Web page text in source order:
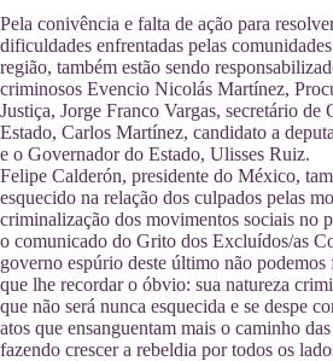
Pela conivência e falta de ação para
dificuldades enfrentadas pelas
região, também estão sendo
criminosos Evencio Nicolás Martínez,
Justiça, Jorge Franco Vargas, secretário de
Estado, Carlos Martínez, candidato a
e o Governador do Estado, Ulisses Ruiz.
Felipe Calderón, presidente do México,
esquecido na relação dos culpados pelas
criminalização dos movimentos sociais no
o comunicado do Grito dos Excluídos/as
governo espúrio deste último não podemos
que lhe recordar o óbvio: sua natureza
que não será nunca esquecida e se despe
atos que ensanguentam mais o caminho
fazendo crescer a rebeldia por todos os